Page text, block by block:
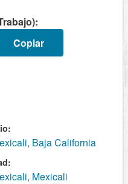
Copiar
Baja California
Mexicali